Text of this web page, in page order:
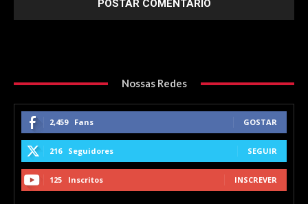
Nossas Redes
2,459 Fans GOSTAR
216 Seguidores SEGUIR
125 Inscritos INSCREVER